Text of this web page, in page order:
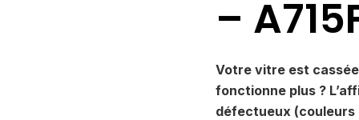
–
Votre vitre est
fonctionne plus ?
défectueux